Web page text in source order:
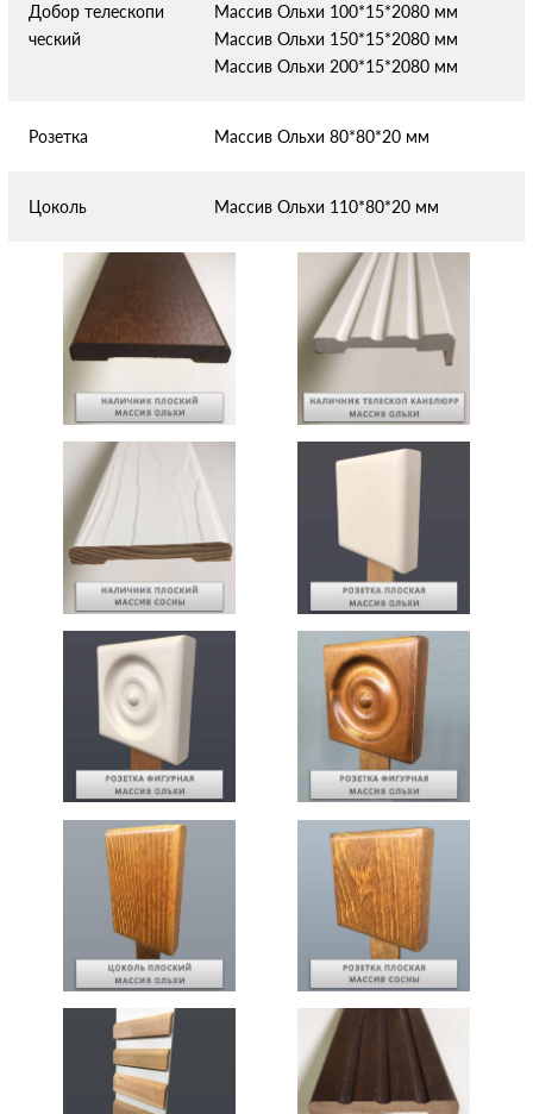
Добор телескопи
ческий
Массив Ольхи 100*15*2080 мм
Массив Ольхи 150*15*2080 мм
Массив Ольхи 200*15*2080 мм
Розетка Массив Ольхи 80*80*20 мм
Цоколь Массив Ольхи 110*80*20 мм